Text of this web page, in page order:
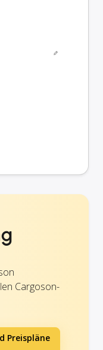
Cargoson-
Preispläne